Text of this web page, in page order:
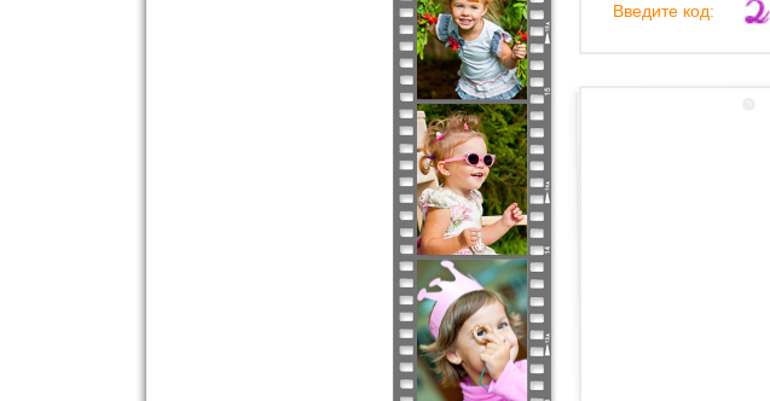
Введите код: